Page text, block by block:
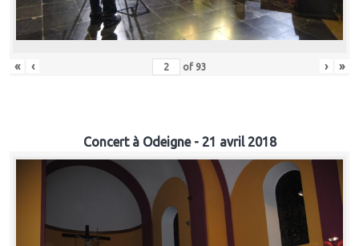
« ‹ of 93 › »
Concert à Odeigne - 21 avril 2018